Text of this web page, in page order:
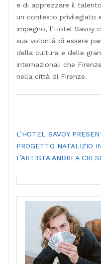
e di apprezzare il
un contesto privilegiato
impegno, l’Hotel Savoy
sua volontà di essere
della cultura e delle
internazionali che
nella città di Firenze.
L’HOTEL SAVOY
PROGETTO NATALIZIO
L’ARTISTA ANDREA